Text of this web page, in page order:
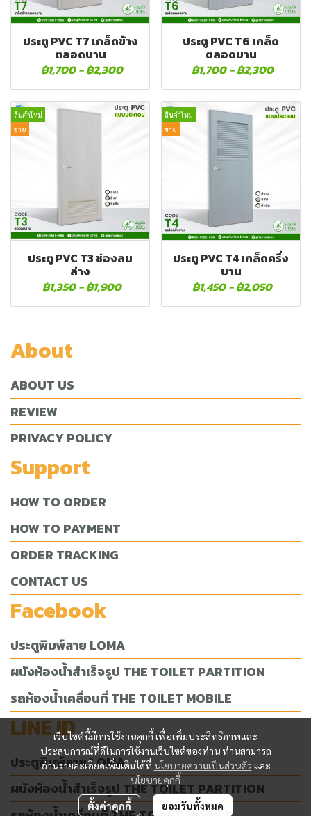
ประตู PVC T7 เกล็ดข้าง
ตลอดบาน
฿1,700 -฿2,300
ประตู PVC T6 เกล็ด
ตลอดบาน
฿1,700 -฿2,300
สินค้าใหม่
ขาย
ประตู PVC T3 ช่องลม
ล่าง
฿1,350 -฿1,900
สินค้าใหม่
ขาย
ประตู PVC T4 เกล็ดครึ่ง
บาน
฿1,450 -฿2,050
เว็บไซต์นี้มีการใช้งานคุกกี้ เพื่อเพิ่มประสิทธิภาพและ
ประสบการณ์ที่ดีในการใช้งานเว็บไซต์ของท่าน ท่านสามารถ
อ่านรายละเอียดเพิ่มเติมได้ที่ นโยบายความเป็นส่วนตัว และ
นโยบายคุกกี้
ตั้งค่าคุกกี้ ยอมรับทั้งหมด
About
ABOUT US
REVIEW
PRIVACY POLICY
Support
HOW TO ORDER
HOW TO PAYMENT
ORDER TRACKING
CONTACT US
Facebook
ประตูพิมพ์ลาย LOMA
ผนังห้องน้ำสำเร็จรูป THE TOILET PARTITION
รถห้องน้ำเคลื่อนที่ THE TOILET MOBILE
LINE ID
ประตูพิมพ์ลาย LOMA
ผนังห้องน้ำสำเร็จรูป THE TOILET PARTITION